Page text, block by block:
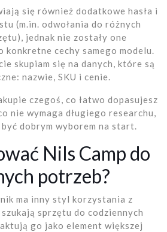
się również dodatkowe hasła i
(m.in. odwołania do różnych
jednak nie zostały one
konkretne cechy samego modelu.
skupiam się na danych, które są
nazwie, SKU i cenie.
czegoś, co łatwo dopasujesz
nie wymaga długiego researchu,
dobrym wyborem na start.
Nils Camp do
potrzeb?
ma inny styl korzystania z
sprzętu do codziennych
go jako element większej